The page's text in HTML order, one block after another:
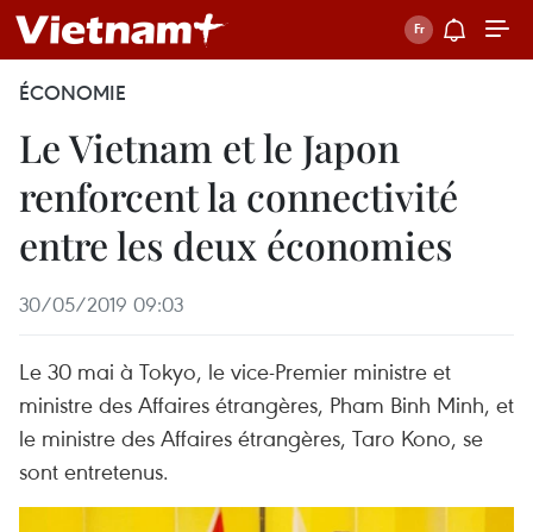
ÉCONOMIE
Le Vietnam et le Japon
renforcent la connectivité
entre les deux économies
30/05/2019 09:03
Le 30 mai à Tokyo, le vice-Premier ministre et
ministre des Affaires étrangères, Pham Binh Minh, et
le ministre des Affaires étrangères, Taro Kono, se
sont entretenus.